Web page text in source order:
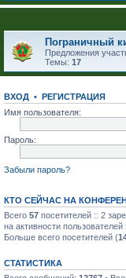
Пограничный
Предложения
Темы: 17
ВХОД •
РЕГИСТРАЦИЯ
Имя пользователя:
Пароль:
Забыли пароль?
КТО СЕЙЧАС НА
Всего 57 посетителей :: 2
на активности
Больше всего посетителей (
СТАТИСТИКА